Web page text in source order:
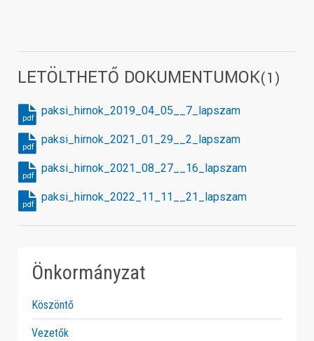
LETÖLTHETŐ DOKUMENTUMOK(1)
paksi_hirnok_2019_04_05__7_lapszam
pdf
paksi_hirnok_2021_01_29__2_lapszam
pdf
paksi_hirnok_2021_08_27__16_lapszam
pdf
paksi_hirnok_2022_11_11__21_lapszam
pdf
Önkormányzat
Köszöntő
Vezetők